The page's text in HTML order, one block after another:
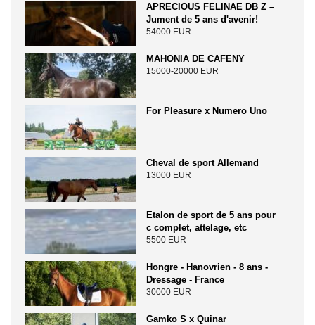
APRECIOUS FELINAE DB Z –
Jument de 5 ans d'avenir!
54000 EUR
MAHONIA DE CAFENY
15000-20000 EUR
For Pleasure x Numero Uno
Cheval de sport Allemand
13000 EUR
Etalon de sport de 5 ans pour
c complet, attelage, etc
5500 EUR
Hongre - Hanovrien - 8 ans -
Dressage - France
30000 EUR
Gamko S x Quinar